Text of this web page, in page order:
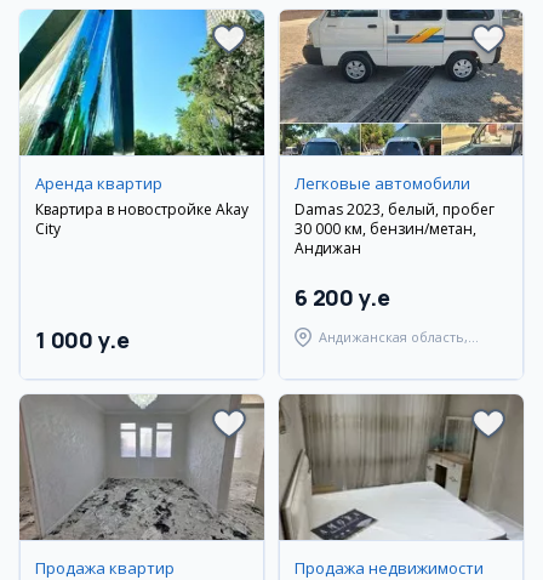
Аренда квартир
Квартира в новостройке Akay
City
1 000 y.e
Легковые автомобили
Damas 2023, белый, пробег
30 000 км, бензин/метан,
Андижан
6 200 y.e
Андижанская область,
Продажа квартир Продажа недвижимости